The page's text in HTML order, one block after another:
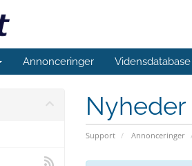
Annonceringer Vidensdatabase
Nyheder
Support Annonceringer